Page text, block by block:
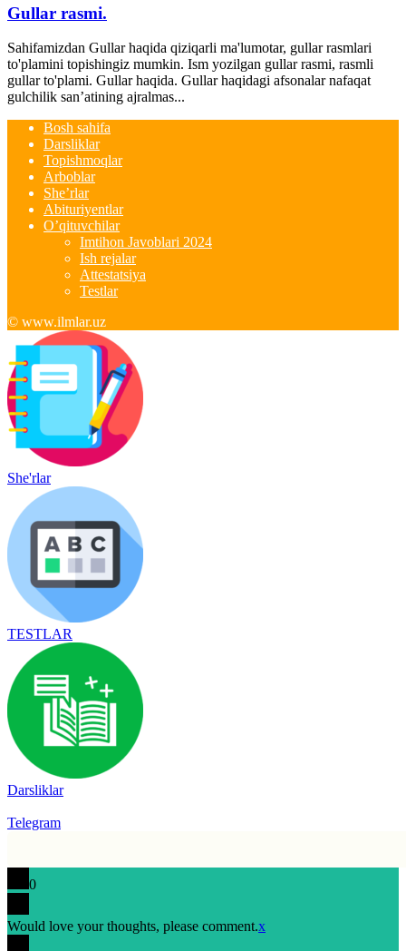
Gullar rasmi.
Sahifamizdan Gullar haqida qiziqarli ma'lumotar, gullar rasmlari
to'plamini topishingiz mumkin. Ism yozilgan gullar rasmi, rasmli
gullar to'plami. Gullar haqida. Gullar haqidagi afsonalar nafaqat
gulchilik san’atining ajralmas...
Bosh sahifa
Darsliklar
Topishmoqlar
Arboblar
She’rlar
Abituriyentlar
O’qituvchilar
Imtihon Javoblari 2024
Ish rejalar
Attestatsiya
Testlar
© www.ilmlar.uz
She'rlar
TESTLAR
Darsliklar
Telegram
0
Would love your thoughts, please comment.x